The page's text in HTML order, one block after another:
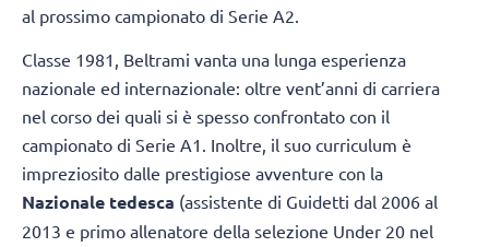
al prossimo campionato di Serie A2.
Classe 1981, Beltrami vanta una lunga esperienza
nazionale ed internazionale: oltre vent’anni di carriera
nel corso dei quali si è spesso confrontato con il
campionato di Serie A1. Inoltre, il suo curriculum è
impreziosito dalle prestigiose avventure con la
Nazionale tedesca (assistente di Guidetti dal 2006 al
2013 e primo allenatore della selezione Under 20 nel